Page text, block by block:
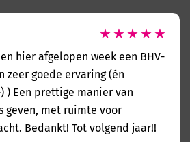
★★★★★
hier afgelopen week een BHV-
zeer goede ervaring (én
) Een prettige manier van
geven, met ruimte voor
Bedankt! Tot volgend jaar!!